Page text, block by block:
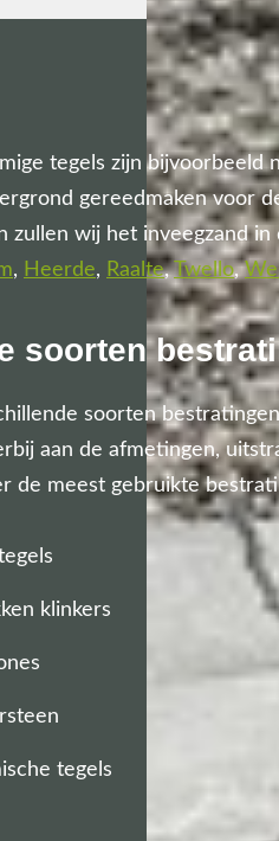
tegels zijn
gereedmaken voor
wij het inveegzand
, Heerde, Raalte,Twello,
soorten
soorten
aan de afmetingen,
de meest gebruikte
klinkers
tegels